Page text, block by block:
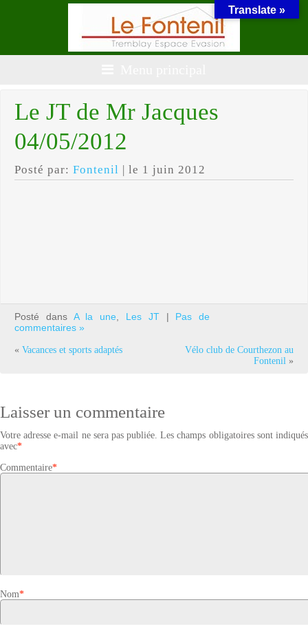
Le JT de Mr Jacques
04/05/2012
Posté par: Fontenil | le 1 juin 2012
Posté dans A la une Les JT| Pas de
commentaires »
« Vacances et sports adaptés
Vélo club de Courthezon au
Fontenil »
Laisser un commentaire
Votre adresse e-mail ne sera pas publiée. Les champs obligatoires sont indiqués
avec*
Commentaire*
Nom*
Translate »